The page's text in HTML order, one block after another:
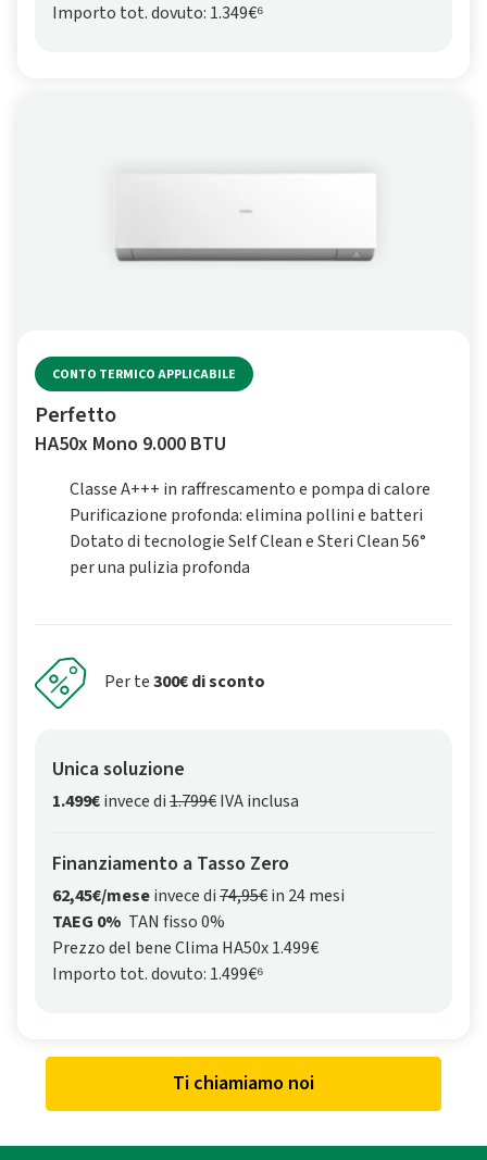
Importo tot. dovuto: 1.349€⁶
CONTO TERMICO APPLICABILE
Perfetto
HA50x Mono 9.000 BTU
Classe A+++ in raffrescamento e pompa di calore
Purificazione profonda: elimina pollini e batteri
Dotato di tecnologie Self Clean e Steri Clean 56°
per una pulizia profonda
Per te300€ di sconto
Unica soluzione
1.499€invece di1.799€IVA inclusa
Finanziamento a Tasso Zero
62,45€/meseinvece di74,95€in 24 mesi
TAEG 0% TAN fisso 0%
Prezzo del bene Clima HA50x 1.499€
Importo tot. dovuto: 1.499€⁶
Ti chiamiamo noi